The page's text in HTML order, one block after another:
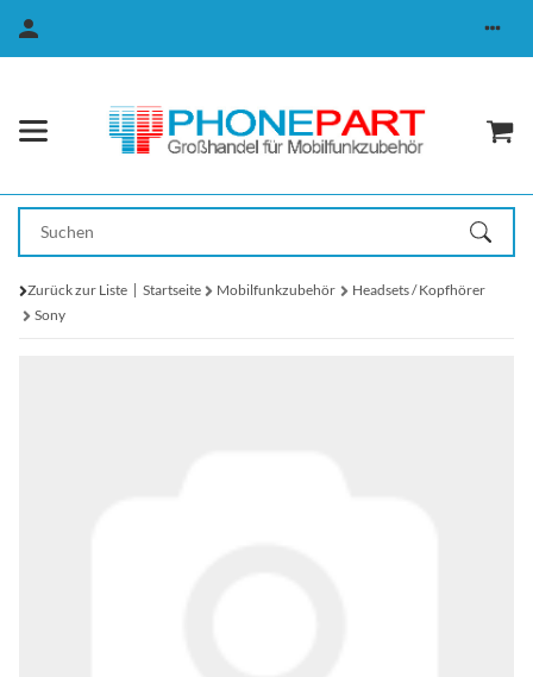
Zurück zur Liste Startseite Mobilfunkzubehör
Headsets / Kopfhörer
Sony